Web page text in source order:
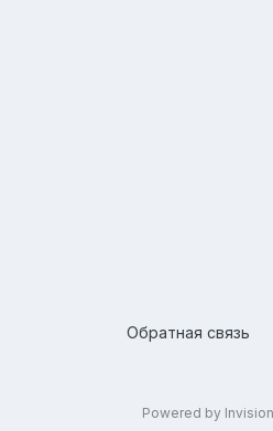
Обратная связь
Powered by